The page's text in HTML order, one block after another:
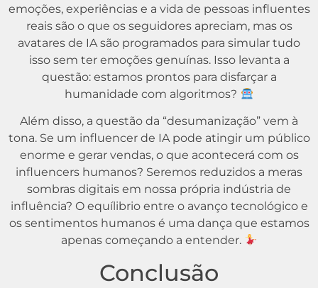
emoções, experiências e a vida de pessoas influentes
reais são o que os seguidores apreciam, mas os
avatares de IA são programados para simular tudo
isso sem ter emoções genuínas. Isso levanta a
questão: estamos prontos para disfarçar a
humanidade com algoritmos?
Além disso, a questão da “desumanização” vem à
tona. Se um influencer de IA pode atingir um público
enorme e gerar vendas, o que acontecerá com os
influencers humanos? Seremos reduzidos a meras
sombras digitais em nossa própria indústria de
influência? O equílibrio entre o avanço tecnológico e
os sentimentos humanos é uma dança que estamos
apenas começando a entender.
Conclusão